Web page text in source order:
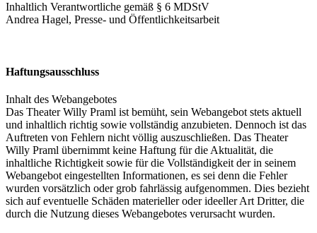
Inhaltlich Verantwortliche gemäß § 6 MDStV
Andrea Hagel, Presse- und Öffentlichkeitsarbeit
Haftungsausschluss
Inhalt des Webangebotes
Das Theater Willy Praml ist bemüht, sein Webangebot stets aktuell
und inhaltlich richtig sowie vollständig anzubieten. Dennoch ist das
Auftreten von Fehlern nicht völlig auszuschließen. Das Theater
Willy Praml übernimmt keine Haftung für die Aktualität, die
inhaltliche Richtigkeit sowie für die Vollständigkeit der in seinem
Webangebot eingestellten Informationen, es sei denn die Fehler
wurden vorsätzlich oder grob fahrlässig aufgenommen. Dies bezieht
sich auf eventuelle Schäden materieller oder ideeller Art Dritter, die
durch die Nutzung dieses Webangebotes verursacht wurden.